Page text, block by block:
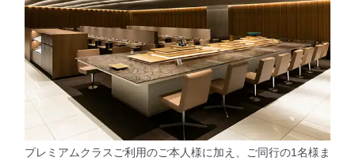
プレミアムクラスご利用のご本人様に加え、ご同行の1名様ま